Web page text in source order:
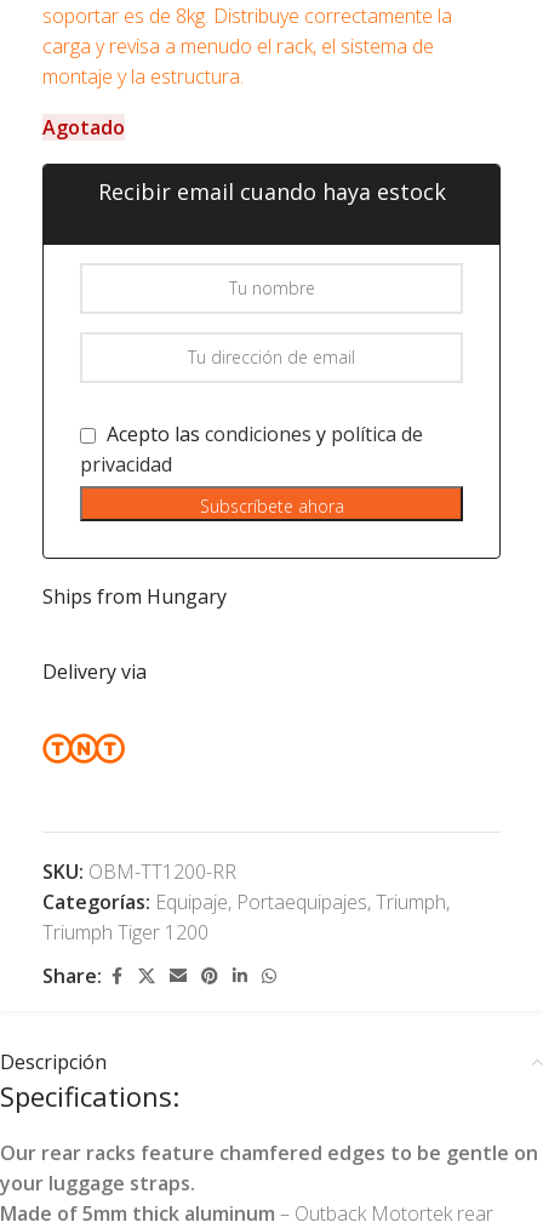
soportar es de 8kg. Distribuye correctamente la
carga y revisa a menudo el rack, el sistema de
montaje y la estructura.
Agotado
Recibir email cuando haya estock
Acepto las condiciones y política de
privacidad
Subscríbete ahora
Ships from Hungary
Delivery via
SKU: OBM-TT1200-RR
Categorías: Equipaje, Portaequipajes,Triumph,
Triumph Tiger 1200
Share:
Descripción
Specifications:
Our rear racks feature chamfered edges to be gentle on
your luggage straps.
Made of 5mm thick aluminum – Outback Motortek rear